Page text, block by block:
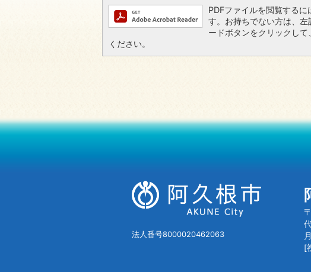
PDFファイルを閲覧する
す。お持ちでない方は、
ードボタンをクリックし
ください。
法人番号8000020462063
[